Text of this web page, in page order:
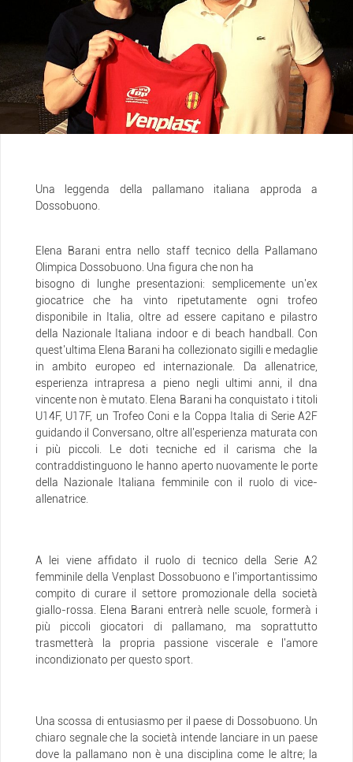
Una leggenda della pallamano italiana approda a
Dossobuono.
Elena Barani entra nello staff tecnico della Pallamano
Olimpica Dossobuono. Una figura che non ha
bisogno di lunghe presentazioni: semplicemente un'ex
giocatrice che ha vinto ripetutamente ogni trofeo
disponibile in Italia, oltre ad essere capitano e pilastro
della Nazionale Italiana indoor e di beach handball. Con
quest'ultima Elena Barani ha collezionato sigilli e medaglie
in ambito europeo ed internazionale. Da allenatrice,
esperienza intrapresa a pieno negli ultimi anni, il dna
vincente non è mutato. Elena Barani ha conquistato i titoli
U14F, U17F, un Trofeo Coni e la Coppa Italia di Serie A2F
guidando il Conversano, oltre all'esperienza maturata con
i più piccoli. Le doti tecniche ed il carisma che la
contraddistinguono le hanno aperto nuovamente le porte
della Nazionale Italiana femminile con il ruolo di vice-
allenatrice.
A lei viene affidato il ruolo di tecnico della Serie A2
femminile della Venplast Dossobuono e l'importantissimo
compito di curare il settore promozionale della società
giallo-rossa. Elena Barani entrerà nelle scuole, formerà i
più piccoli giocatori di pallamano, ma soprattutto
trasmetterà la propria passione viscerale e l'amore
incondizionato per questo sport.
Una scossa di entusiasmo per il paese di Dossobuono. Un
chiaro segnale che la società intende lanciare in un paese
dove la pallamano non è una disciplina come le altre; la